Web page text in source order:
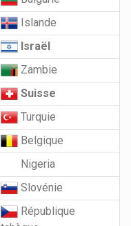
Islande
Israël
Zambie
Suisse
Turquie
Belgique
Nigeria
Slovénie
République